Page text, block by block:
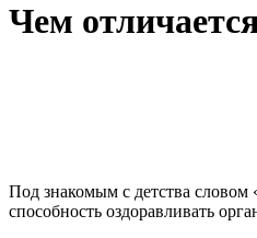
Чем
Под знакомым с детства словом
способность оздоравливать